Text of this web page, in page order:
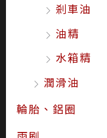
剎車油
油精
水箱精
潤滑油
輪胎、鋁圈